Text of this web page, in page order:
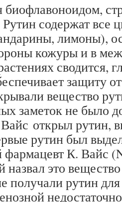
биофлавоноидом,
содержат все
лимоны),
кожуры и в
сводится,
защиту
вещество
заметок не было
открыл рутин,
рутин был
К. Вайс
назвал это
получали рутин